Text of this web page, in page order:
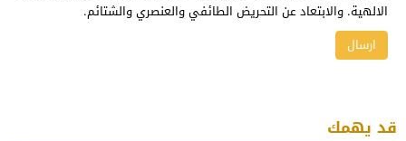
الالهية. والابتعاد عن التحريض الطائفي والعنصري والشتائم.
قد يهمك